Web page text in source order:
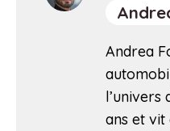
Andrea
l’univers
ans et vit